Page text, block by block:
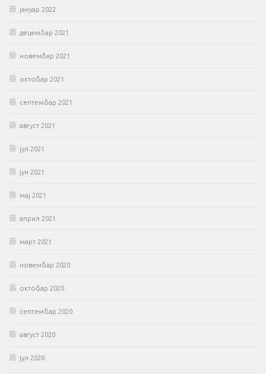
јануар 2022
децембар 2021
новембар 2021
октобар 2021
септембар 2021
август 2021
јул 2021
јун 2021
мај 2021
април 2021
март 2021
новембар 2020
октобар 2020
септембар 2020
август 2020
јул 2020